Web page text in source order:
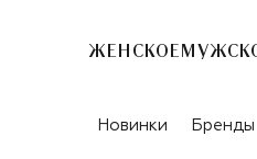
ЖЕНСКОЕ
Новинки Бренды